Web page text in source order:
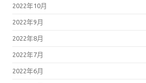
2022年10月
2022年9月
2022年8月
2022年7月
2022年6月